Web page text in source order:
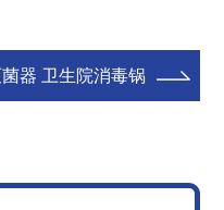
器 卫生院消毒锅